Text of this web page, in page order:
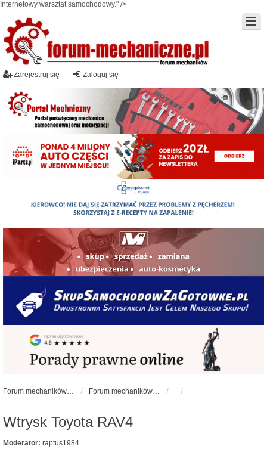
Internetowy warsztat samochodowy." />
Zaloguj się
Zarejestruj się
Forum mechaników samochodowych - forum-mechaniczne.pl Forum mechaników samochodowych
Wtrysk Toyota RAV4
Moderator: raptus1984